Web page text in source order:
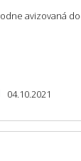
avizovaná
04.10.2021